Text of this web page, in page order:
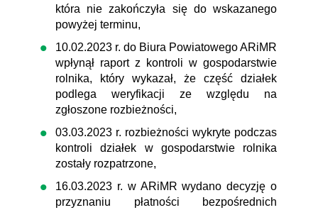
która nie zakończyła się do wskazanego
powyżej terminu,
10.02.2023 r. do Biura Powiatowego ARiMR
wpłynął raport z kontroli w gospodarstwie
rolnika, który wykazał, że część działek
podlega weryfikacji ze względu na
zgłoszone rozbieżności,
03.03.2023 r. rozbieżności wykryte podczas
kontroli działek w gospodarstwie rolnika
zostały rozpatrzone,
16.03.2023 r. w ARiMR wydano decyzję o
przyznaniu płatności bezpośrednich